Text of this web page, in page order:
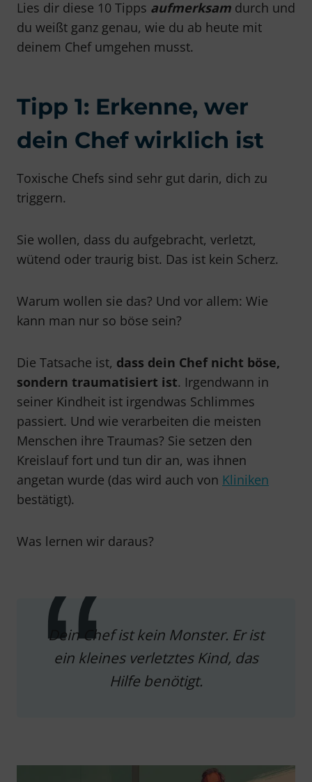
Lies dir diese 10 Tipps aufmerksam durch und
du weißt ganz genau, wie du ab heute mit
deinem Chef umgehen musst.
Tipp 1: Erkenne, wer
dein Chef wirklich ist
Toxische Chefs sind sehr gut darin, dich zu
triggern.
Sie wollen, dass du aufgebracht, verletzt,
wütend oder traurig bist. Das ist kein Scherz.
Warum wollen sie das? Und vor allem: Wie
kann man nur so böse sein?
Die Tatsache ist, dass dein Chef nicht böse,
sondern traumatisiert ist. Irgendwann in
seiner Kindheit ist irgendwas Schlimmes
passiert. Und wie verarbeiten die meisten
Menschen ihre Traumas? Sie setzen den
Kreislauf fort und tun dir an, was ihnen
angetan wurde (das wird auch von Kliniken
bestätigt).
Was lernen wir daraus?
Dein Chef ist kein Monster. Er ist
ein kleines verletztes Kind, das
Hilfe benötigt.